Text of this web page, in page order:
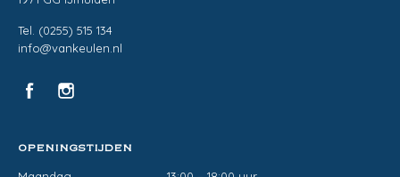
Tel. (0255) 515 134
info@vankeulen.nl
OPENINGSTIJDEN